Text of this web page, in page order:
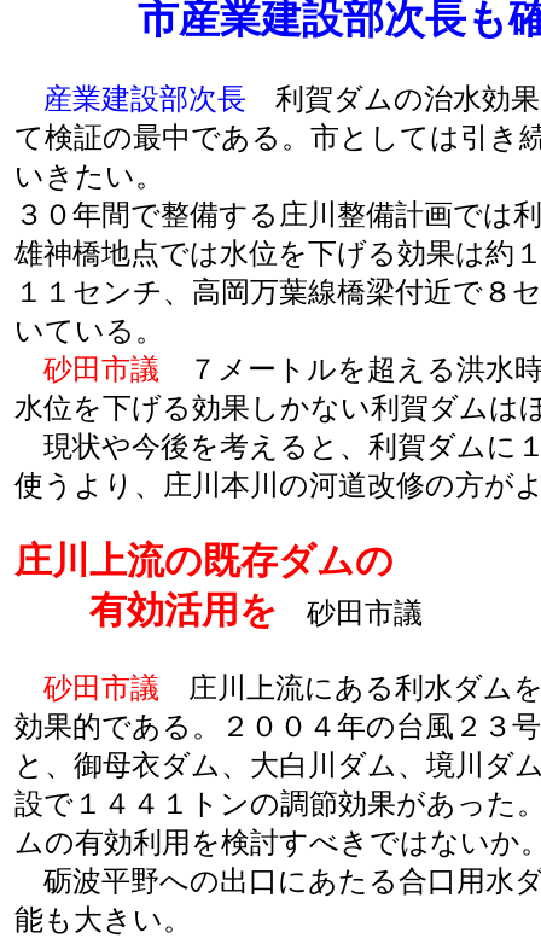
市産業建設部次長も
産業建設部次長 利賀ダムの治水効
て検証の最中である。市としては引き
いきたい。
３０年間で整備する庄川整備計画では
雄神橋地点では水位を下げる効果は約
１１センチ、高岡万葉線橋梁付近で８
いている。
砂田市議 ７メートルを超える洪水
水位を下げる効果しかない利賀ダムは
現状や今後を考えると、利賀ダムに
使うより、庄川本川の河道改修の方が
庄川上流の既存ダムの
有効活用を 砂田市議
砂田市議 庄川上流にある利水ダム
効果的である。２００４年の台風２３
と、御母衣ダム、大白川ダム、境川ダ
設で１４４１トンの調節効果があった
ムの有効利用を検討すべきではないか
砺波平野への出口にあたる合口用水
能も大きい。